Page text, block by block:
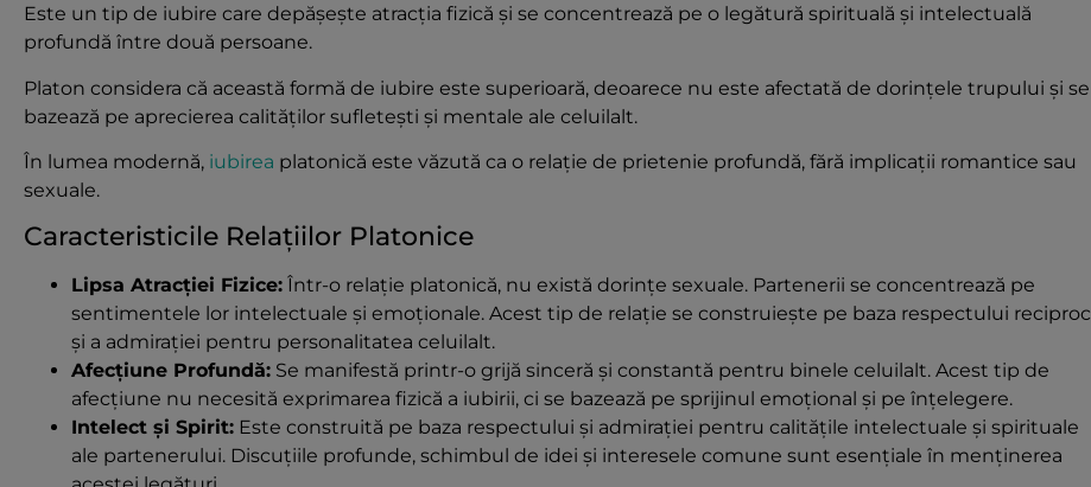
Este un tip de iubire care depășește atracția fizică și se concentrează pe o legătură spirituală și intelectuală
profundă între două persoane.
Platon considera că această formă de iubire este superioară, deoarece nu este afectată de dorințele trupului și se
bazează pe aprecierea calităților sufletești și mentale ale celuilalt.
În lumea modernă, iubirea platonică este văzută ca o relație de prietenie profundă, fără implicații romantice sau
sexuale.
Caracteristicile Relațiilor Platonice
Lipsa Atracției Fizice: Într-o relație platonică, nu există dorințe sexuale. Partenerii se concentrează pe
sentimentele lor intelectuale și emoționale. Acest tip de relație se construiește pe baza respectului reciproc
și a admirației pentru personalitatea celuilalt.
Afecțiune Profundă: Se manifestă printr-o grijă sinceră și constantă pentru binele celuilalt. Acest tip de
afecțiune nu necesită exprimarea fizică a iubirii, ci se bazează pe sprijinul emoțional și pe înțelegere.
Intelect și Spirit: Este construită pe baza respectului și admirației pentru calitățile intelectuale și spirituale
ale partenerului. Discuțiile profunde, schimbul de idei și interesele comune sunt esențiale în menținerea